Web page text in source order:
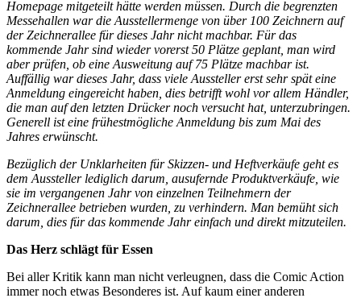
Homepage mitgeteilt hätte werden müssen. Durch die begrenzten
Messehallen war die Ausstellermenge von über 100 Zeichnern auf
der Zeichnerallee für dieses Jahr nicht machbar. Für das
kommende Jahr sind wieder vorerst 50 Plätze geplant, man wird
aber prüfen, ob eine Ausweitung auf 75 Plätze machbar ist.
Auffällig war dieses Jahr, dass viele Aussteller erst sehr spät eine
Anmeldung eingereicht haben, dies betrifft wohl vor allem Händler,
die man auf den letzten Drücker noch versucht hat, unterzubringen.
Generell ist eine frühestmögliche Anmeldung bis zum Mai des
Jahres erwünscht.
Bezüglich der Unklarheiten für Skizzen- und Heftverkäufe geht es
dem Aussteller lediglich darum, ausufernde Produktverkäufe, wie
sie im vergangenen Jahr von einzelnen Teilnehmern der
Zeichnerallee betrieben wurden, zu verhindern. Man bemüht sich
darum, dies für das kommende Jahr einfach und direkt mitzuteilen.
Das Herz schlägt für Essen
Bei aller Kritik kann man nicht verleugnen, dass die Comic Action
immer noch etwas Besonderes ist. Auf kaum einer anderen